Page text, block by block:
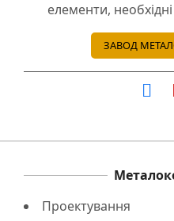
елементи,
ЗАВОД
Проектування